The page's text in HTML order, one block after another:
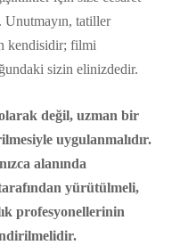
tatiller
kendisidir; filmi
sizin elinizdedir.
değil, uzman bir
uygulanmalıdır.
alanında
yürütülmeli,
profesyonellerinin